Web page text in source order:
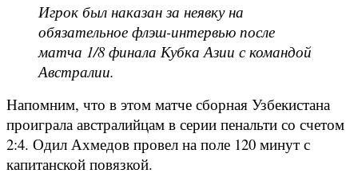
Игрок был наказан за неявку на
обязательное флэш-интервью после
матча 1/8 финала Кубка Азии с командой
Австралии.
Напомним, что в этом матче сборная Узбекистана
проиграла австралийцам в серии пенальти со счетом
2:4. Одил Ахмедов провел на поле 120 минут с
капитанской повязкой.